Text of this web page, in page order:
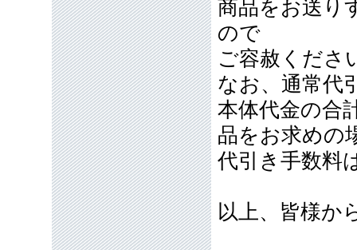
商品をお送り
ので
ご容赦くださ
なお、通常代
本体代金の合
品をお求めの
代引き手数料
以上、皆様か